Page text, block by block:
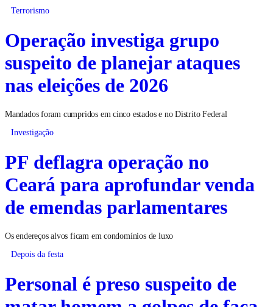
Terrorismo
Operação investiga grupo
suspeito de planejar ataques
nas eleições de 2026
Mandados foram cumpridos em cinco estados e no Distrito Federal
Investigação
PF deflagra operação no
Ceará para aprofundar venda
de emendas parlamentares
Os endereços alvos ficam em condomínios de luxo
Depois da festa
Personal é preso suspeito de